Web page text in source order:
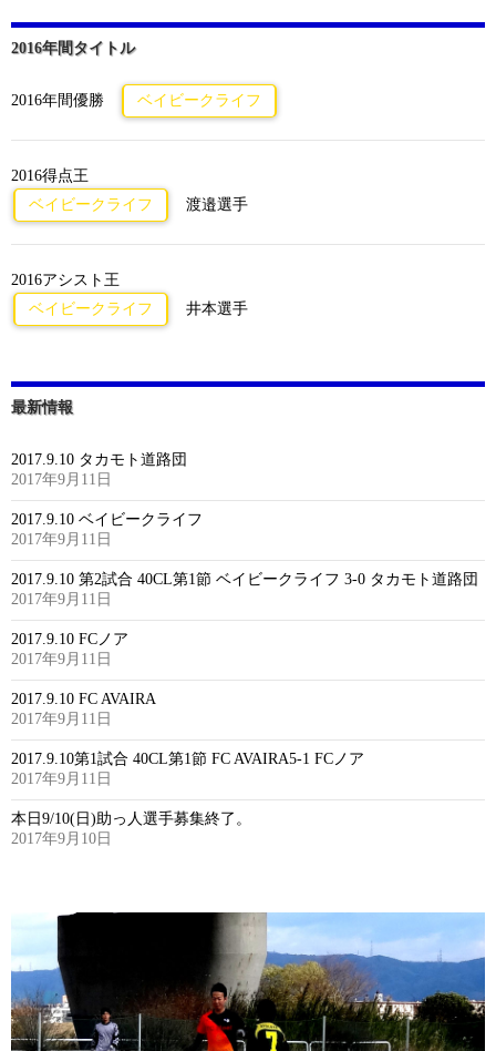
2016年間タイトル
2016年間優勝 ベイビークライフ
2016得点王
ベイビークライフ
渡邉選手
2016アシスト王
ベイビークライフ
井本選手
最新情報
2017.9.10 タカモト道路団
2017年9月11日
2017.9.10 ベイビークライフ
2017年9月11日
2017.9.10 第2試合 40CL第1節 ベイビークライフ 3-0 タカモト道路団
2017年9月11日
2017.9.10 FCノア
2017年9月11日
2017.9.10 FC AVAIRA
2017年9月11日
2017.9.10第1試合 40CL第1節 FC AVAIRA5-1 FCノア
2017年9月11日
本日9/10(日)助っ人選手募集終了。
2017年9月10日